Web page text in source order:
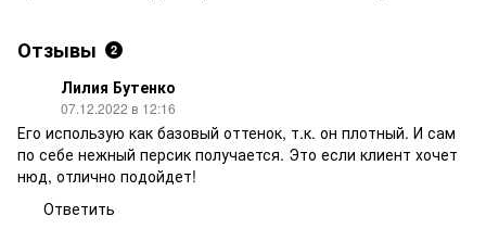
Отзывы 2
Лилия Бутенко
07.12.2022 в 12:16
Его использую как базовый оттенок, т.к. он плотный. И сам
по себе нежный персик получается. Это если клиент хочет
нюд, отлично подойдет!
Ответить